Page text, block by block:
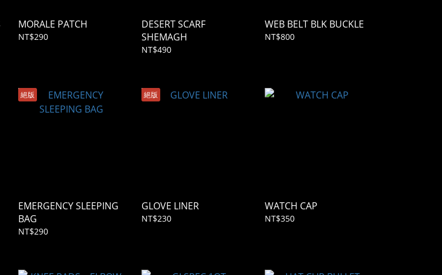
MORALE PATCH
NT$290
DESERT SCARF
SHEMAGH
NT$490
WEB BELT BLK BUCKLE
NT$800
絕版
EMERGENCY SLEEPING
BAG
NT$290
絕版
GLOVE LINER
NT$230
WATCH CAP
NT$350